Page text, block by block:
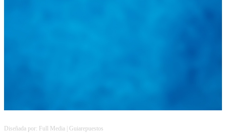
Diseñada por: Full Media | Guiarepuestos